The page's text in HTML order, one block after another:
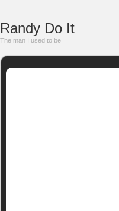
Randy Do It
The man I used to be